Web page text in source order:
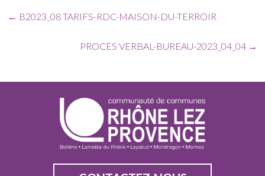
← B2023_08 TARIFS-RDC-MAISON-DU-TERROIR
PROCES VERBAL-BUREAU-2023_04_04 →